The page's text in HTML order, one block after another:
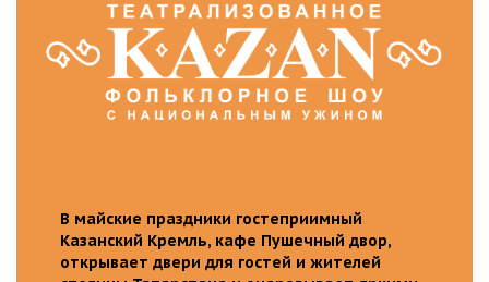
В майские праздники гостеприимный
Казанский Кремль, кафе Пушечный двор,
открывает двери для гостей и жителей